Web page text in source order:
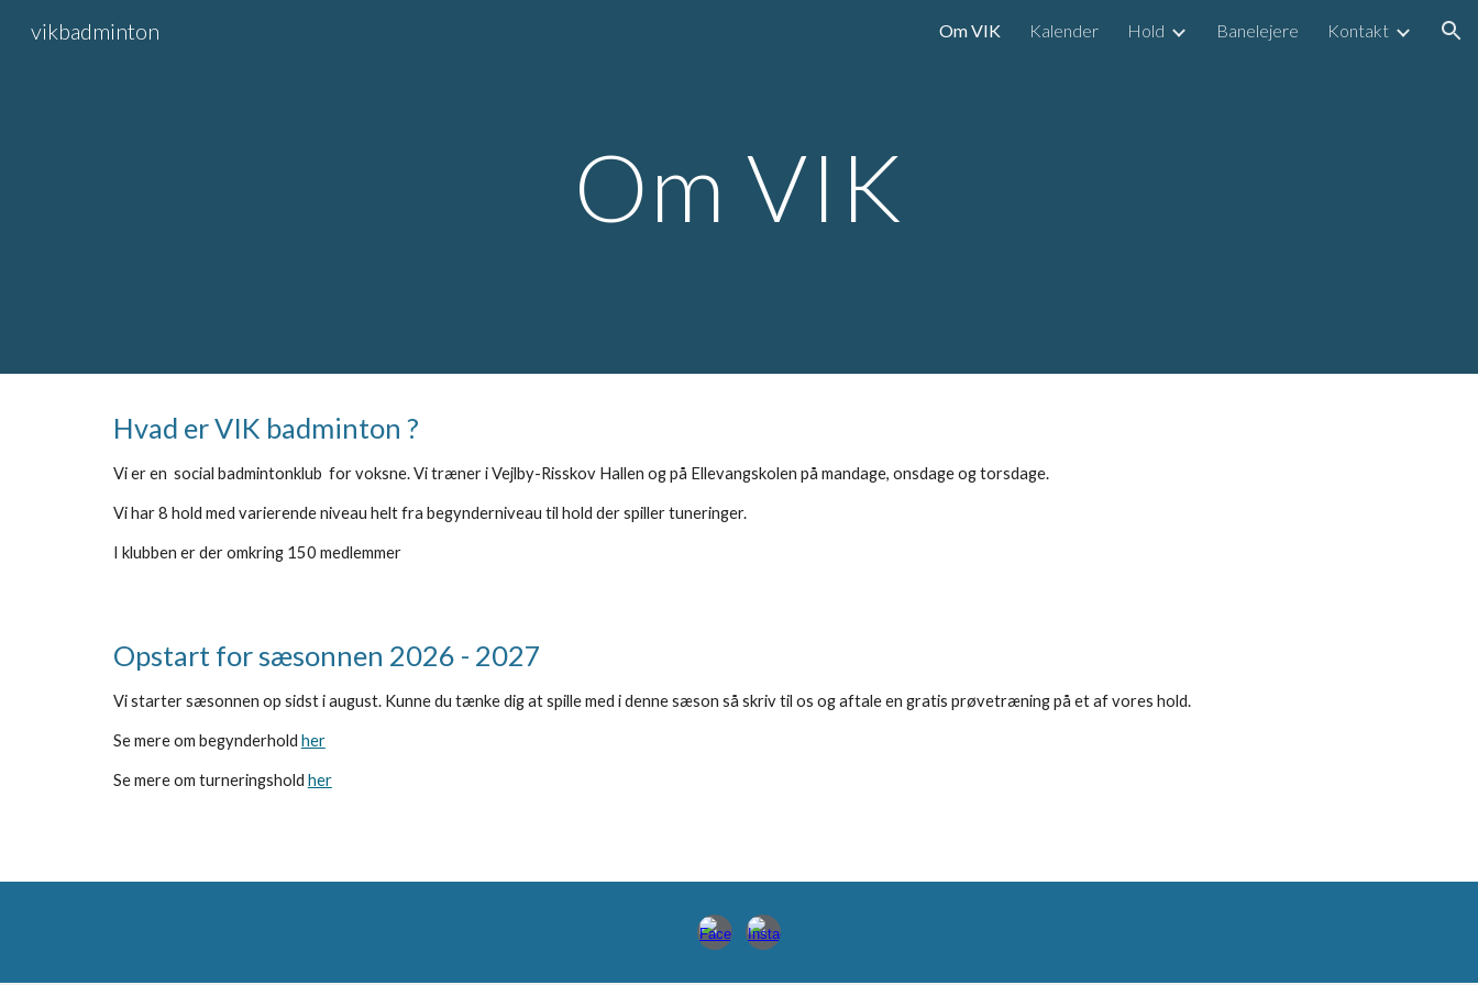
Skip to navigation
vikbadminton Om VIK Kalender Hold Banelejere Kontakt
Om VIK
Hvad er VIK badminton ?
Vi er en social badmintonklub for voksne. Vi træner i Vejlby-Risskov Hallen og på Ellevangskolen på mandage, onsdage og torsdage.
Vi har 8 hold med varierende niveau helt fra begynderniveau til hold der spiller tuneringer.
I klubben er der omkring 150 medlemmer
Opstart for sæsonnen 2026 - 2027
Vi starter sæsonnen op sidst i august. Kunne du tænke dig at spille med i denne sæson så skriv til os og aftale en gratis prøvetræning på et af vores hold.
Se mere om begynderhold her
Se mere om turneringshold her